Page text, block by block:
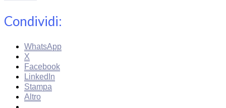
Condividi:
WhatsApp
X
Facebook
LinkedIn
Stampa
Altro